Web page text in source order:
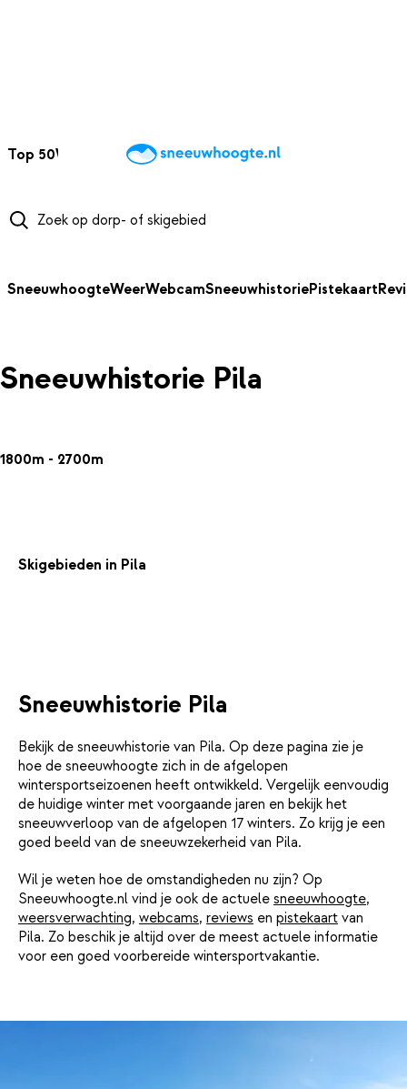
Top 50Webcams WintersportweerKaarten
SneeuwhoogteWeerWebcamSneeuwhistoriePistekaart
Sneeuwhistorie Pila
1800m - 2700m
Skigebieden in Pila
Sneeuwhistorie Pila
Bekijk de sneeuwhistorie van Pila. Op deze pagina zie je
hoe de sneeuwhoogte zich in de afgelopen
wintersportseizoenen heeft ontwikkeld. Vergelijk eenvoudig
de huidige winter met voorgaande jaren en bekijk het
sneeuwverloop van de afgelopen 17 winters. Zo krijg je een
goed beeld van de sneeuwzekerheid van Pila.
Wil je weten hoe de omstandigheden nu zijn? Op
Sneeuwhoogte.nl vind je ook de actuele sneeuwhoogte,
weersverwachting, webcams, reviews en pistekaart van
Pila. Zo beschik je altijd over de meest actuele informatie
voor een goed voorbereide wintersportvakantie.